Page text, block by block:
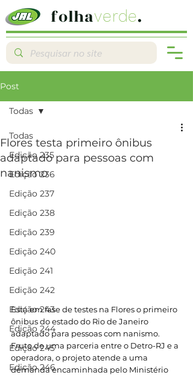
folhaverde.
Post
Todas
Edição 235
Edição 236
Edição 237
Edição 238
Edição 239
Edição 240
Edição 241
Edição 242
Edição 243
Edição 244
Edição 245
Edição 246
Todas
Flores testa primeiro ônibus
adaptado para pessoas com
nanismo
Está em fase de testes na Flores o primeiro
ônibus do estado do Rio de Janeiro
adaptado para pessoas com nanismo.
Fruto de uma parceria entre o Detro-RJ e a
operadora, o projeto atende a uma
demanda encaminhada pelo Ministério